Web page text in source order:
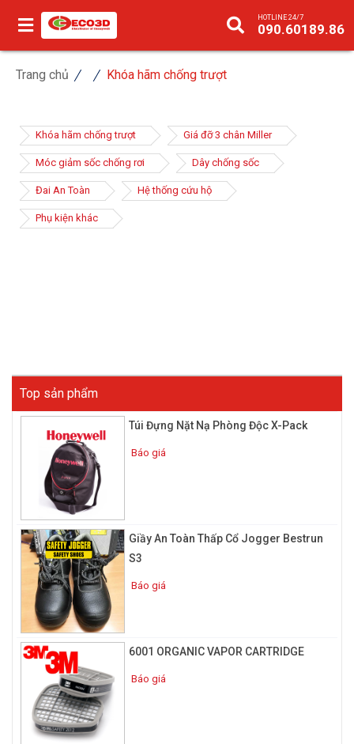
HOTLINE 24/7
090.60189.86
Trang chủ Khóa hãm chống trượt
Khóa hãm chống trượt Giá đỡ 3 chân Miller
Móc giảm sốc chống rơi Dây chống sốc
Đai An Toàn Hệ thống cứu hộ
Phụ kiện khác
Top sản phẩm
Túi Đựng Nặt Nạ Phòng Độc X-Pack
Báo giá
Giầy An Toàn Thấp Cổ Jogger Bestrun
S3
Báo giá
6001 ORGANIC VAPOR CARTRIDGE
Báo giá